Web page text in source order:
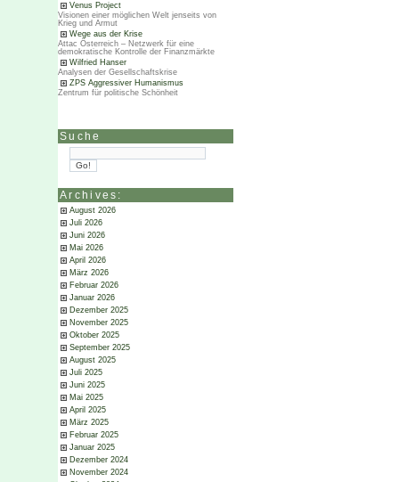
Venus Project
Visionen einer möglichen Welt jenseits von
Krieg und Armut
Wege aus der Krise
Attac Österreich – Netzwerk für eine
demokratische Kontrolle der Finanzmärkte
Wilfried Hanser
Analysen der Gesellschaftskrise
ZPS Aggressiver Humanismus
Zentrum für politische Schönheit
Suche
Archives:
August 2026
Juli 2026
Juni 2026
Mai 2026
April 2026
März 2026
Februar 2026
Januar 2026
Dezember 2025
November 2025
Oktober 2025
September 2025
August 2025
Juli 2025
Juni 2025
Mai 2025
April 2025
März 2025
Februar 2025
Januar 2025
Dezember 2024
November 2024